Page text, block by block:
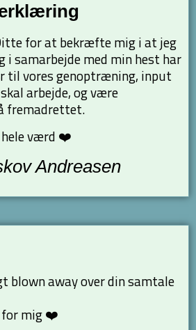
for at bekræfte mig i at jeg
i samarbejde med min hest har
til vores genoptræning, input
arbejde, og være
fremadrettet.
værd ❤️
Andreasen
blown away over din samtale
for mig ❤️